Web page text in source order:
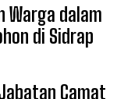
Warga dalam
di Sidrap
Camat